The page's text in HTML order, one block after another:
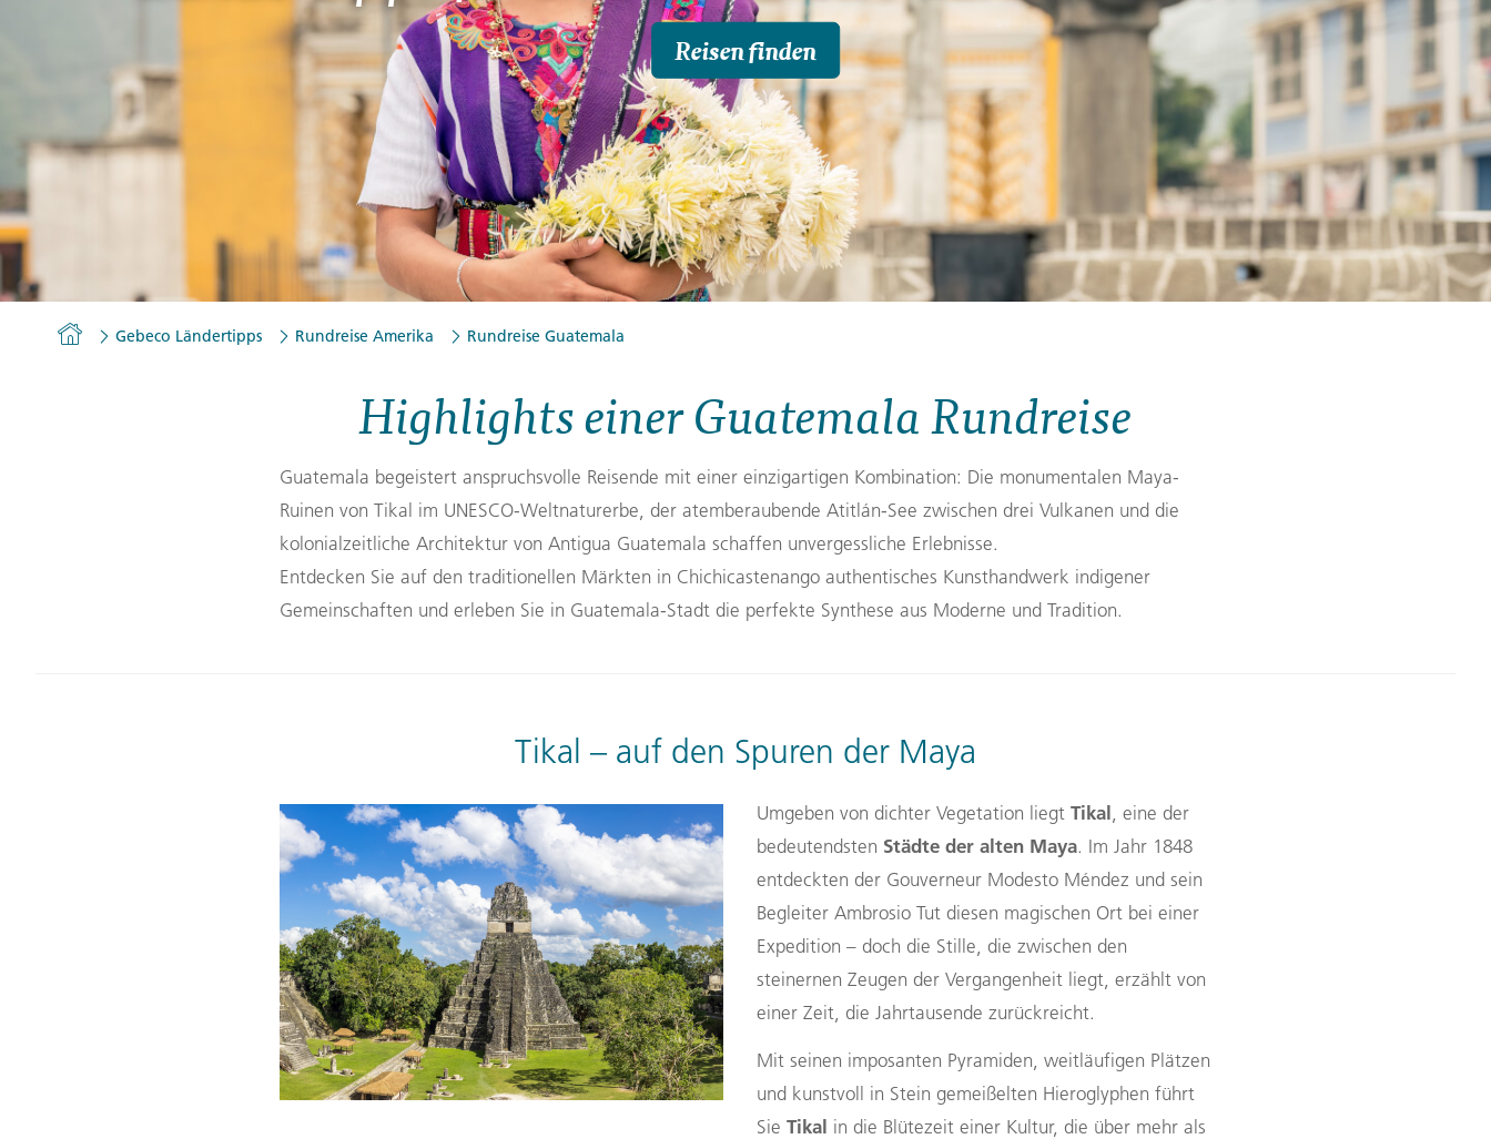
Finnland
Montenegro
→ +49 (0) 431 5446-0 Reisefinder öffnen
Gutscheine
Messen und Veranstaltungen
Notfallteam und
Krisenmanagement
→ +49 (0) 431 5446-0 Reisefinder öffnen
→ +49 (0) 431 5446-0 Reisefinder öffnen
Reisen finden
Homepage
Gebeco Ländertipps Rundreise Amerika Rundreise Guatemala
Highlights einer Guatemala Rundreise
Guatemala begeistert anspruchsvolle Reisende mit einer einzigartigen Kombination: Die monumentalen Maya-
Ruinen von Tikal im UNESCO-Weltnaturerbe, der atemberaubende Atitlán-See zwischen drei Vulkanen und die
kolonialzeitliche Architektur von Antigua Guatemala schaffen unvergessliche Erlebnisse.
Entdecken Sie auf den traditionellen Märkten in Chichicastenango authentisches Kunsthandwerk indigener
Gemeinschaften und erleben Sie in Guatemala-Stadt die perfekte Synthese aus Moderne und Tradition.
Tikal – auf den Spuren der Maya
Umgeben von dichter Vegetation liegt Tikal, eine der
bedeutendsten Städte der alten Maya. Im Jahr 1848
entdeckten der Gouverneur Modesto Méndez und sein
Begleiter Ambrosio Tut diesen magischen Ort bei einer
Expedition – doch die Stille, die zwischen den
steinernen Zeugen der Vergangenheit liegt, erzählt von
einer Zeit, die Jahrtausende zurückreicht.
Mit seinen imposanten Pyramiden, weitläufigen Plätzen
und kunstvoll in Stein gemeißelten Hieroglyphen führt
Sie Tikal in die Blütezeit einer Kultur, die über mehr als